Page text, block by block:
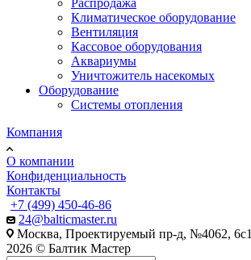
Климатическое оборудование
Вентиляция
Кассовое оборудования
Аквариумы
Уничтожитель насекомых
Оборудование
Системы отопления
Компания
О компании
Конфиденциальность
Контакты
+7 (499) 450-46-86
24@balticmaster.ru
Москва, Проектируемый пр-д, №4062, 6с1
2026 © Балтик Мастер